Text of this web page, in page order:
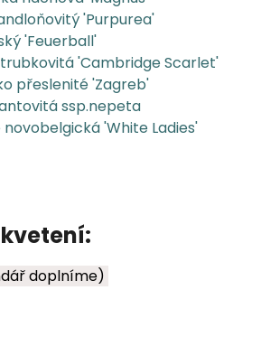
'Purpurea'
'Feuerball'
'Cambridge Scarlet'
přeslenité 'Zagreb'
ssp.nepeta
'White Ladies'
doplníme)